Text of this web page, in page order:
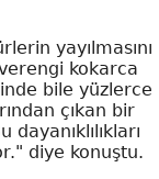
yayılmasını
kokarca
bile yüzlerce
çıkan bir
diye konuştu.